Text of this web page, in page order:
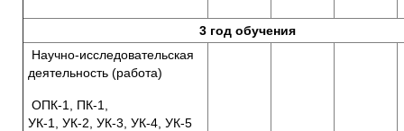
3 год обучения
Научно-исследовательская
деятельность (работа)
ОПК-1, ПК-1,
УК-1, УК-2, УК-3, УК-4, УК-5